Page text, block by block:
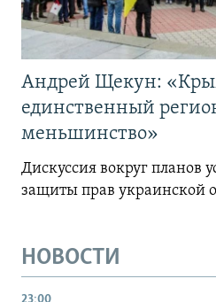
Андрей Щекун:
единственный
меньшинство»
Дискуссия вокруг планов
защиты прав
НОВОСТИ